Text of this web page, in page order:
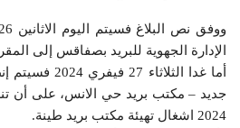
الإدارة الجهوية للبريد بصفاقس إلى
أما غدا
الثلاثاء 27
2024 اشغال تهيئة مكتب بريد طينة.